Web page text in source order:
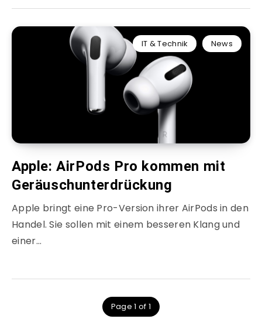
IT & Technik News
Apple: AirPods Pro kommen mit
Geräuschunterdrückung
Apple bringt eine Pro-Version ihrer AirPods in den
Handel. Sie sollen mit einem besseren Klang und
einer…
Page 1 of 1